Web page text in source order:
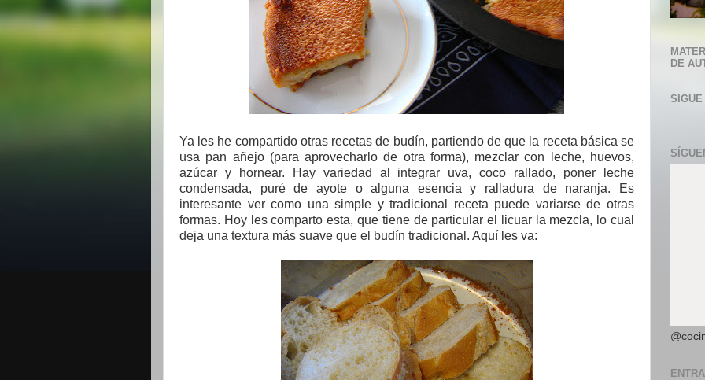
Ya les he compartido otras recetas de budín, partiendo de que la receta básica se
usa pan añejo (para aprovecharlo de otra forma), mezclar con leche, huevos,
azúcar y hornear. Hay variedad al integrar uva, coco rallado, poner leche
condensada, puré de ayote o alguna esencia y ralladura de naranja. Es
interesante ver como una simple y tradicional receta puede variarse de otras
formas. Hoy les comparto esta, que tiene de particular el licuar la mezcla, lo cual
deja una textura más suave que el budín tradicional. Aquí les va:
DE